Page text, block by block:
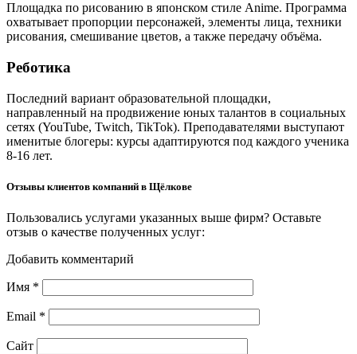
Площадка по рисованию в японском стиле Anime. Программа
охватывает пропорции персонажей, элементы лица, техники
рисования, смешивание цветов, а также передачу объёма.
Реботика
Последний вариант образовательной площадки,
направленный на продвижение юных талантов в социальных
сетях (YouTube, Twitch, TikTok). Преподавателями выступают
именитые блогеры: курсы адаптируются под каждого ученика
8-16 лет.
Отзывы клиентов компаний в Щёлкове
Пользовались услугами указанных выше фирм? Оставьте
отзыв о качестве полученных услуг:
Добавить комментарий
Имя *
Email *
Сайт